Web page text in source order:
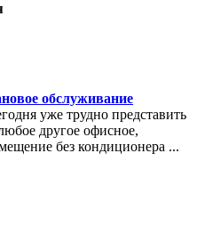
обслуживание
уже трудно представить
другое офисное,
без кондиционера ...